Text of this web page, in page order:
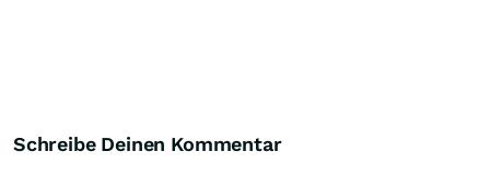
Schreibe Deinen Kommentar